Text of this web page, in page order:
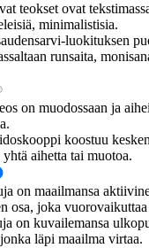
teokset ovat
minimalistisia.
luokituksen
runsaita,
on muodossaan ja
koostuu
aihetta tai muotoa.
on maailmansa
osa, joka vuorovaikuttaa
on kuvailemansa
läpi maailma virtaa.